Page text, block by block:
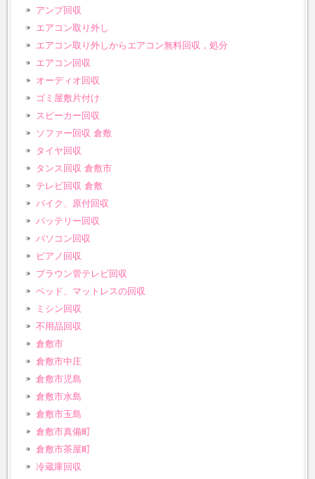
アンプ回収
エアコン取り外し
エアコン取り外しからエアコン無料回収，処分
エアコン回収
オーディオ回収
ゴミ屋敷片付け
スピーカー回収
ソファー回収 倉敷
タイヤ回収
タンス回収 倉敷市
テレビ回収 倉敷
バイク、原付回収
バッテリー回収
パソコン回収
ピアノ回収
ブラウン管テレビ回収
ベッド、マットレスの回収
ミシン回収
不用品回収
倉敷市
倉敷市中庄
倉敷市児島
倉敷市水島
倉敷市玉島
倉敷市真備町
倉敷市茶屋町
冷蔵庫回収